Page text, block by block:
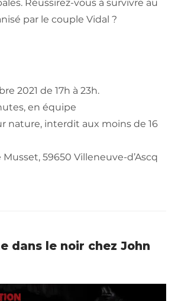
Réussirez-vous à survivre au
par le couple Vidal ?
2021 de 17h à 23h.
en équipe
nature, interdit aux moins de 16
Musset, 59650 Villeneuve-d’Ascq
dans le noir chez John